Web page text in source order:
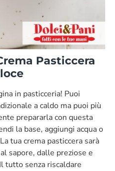
Pasticcera
in pasticceria! Puoi
a caldo ma puoi più
prepararla con questa
la base, aggiungi acqua o
tua crema pasticcera sarà
sapore, dalle preziose e
tutto senza riscaldare